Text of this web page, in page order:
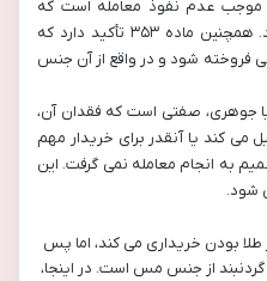
موجب عدم نفوذ معامله است که
مربوط به خود موضوع معامله باشد. همچنین ماده ۳۵۳ تأکید دارد که
فروخته شود و در واقع از آن جنس
جوهری، صفتی است که فقدان آن،
می کند یا آنقدر برای خریدار مهم
به انجام معامله نمی گرفت. این
شود.
بودن خریداری می کند، اما پس
از جنس مس است. در اینجا،